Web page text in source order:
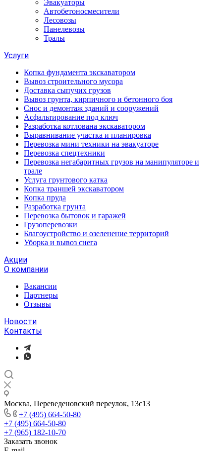
Эвакуаторы
Автобетоносмесители
Лесовозы
Панелевозы
Тралы
Услуги
Копка фундамента экскаватором
Вывоз строительного мусора
Доставка сыпучих грузов
Вывоз грунта, кирпичного и бетонного боя
Снос и демонтаж зданий и сооружений
Асфальтирование под ключ
Разработка котлована экскаватором
Выравнивание участка и планировка
Перевозка мини техники на эвакуаторе
Перевозка спецтехники
Перевозка негабаритных грузов на манипуляторе и
трале
Услуга грунтового катка
Копка траншей экскаватором
Копка пруда
Разработка грунта
Перевозка бытовок и гаражей
Грузоперевозки
Благоустройство и озеленение территорий
Уборка и вывоз снега
Акции
О компании
Вакансии
Партнеры
Отзывы
Новости
Контакты
Москва, Переведеновский переулок, 13с13
+7 (495) 664-50-80
+7 (495) 664-50-80
+7 (965) 182-10-70
Заказать звонок